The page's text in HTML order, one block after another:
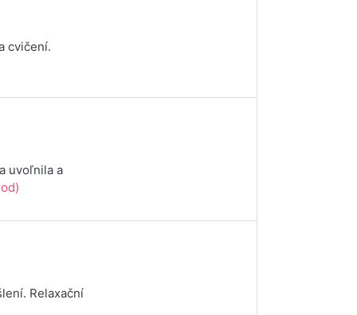
cvičení.
uvoľnila a
Relaxační